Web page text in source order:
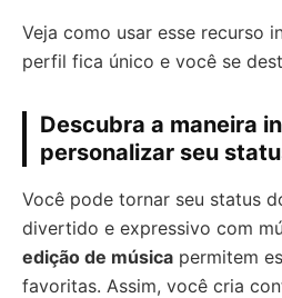
Veja como usar esse recurso
perfil fica único e você se
Descubra a maneira
personalizar seu
Você pode tornar seu status
divertido e expressivo com
edição de música permitem
favoritas. Assim, você cria